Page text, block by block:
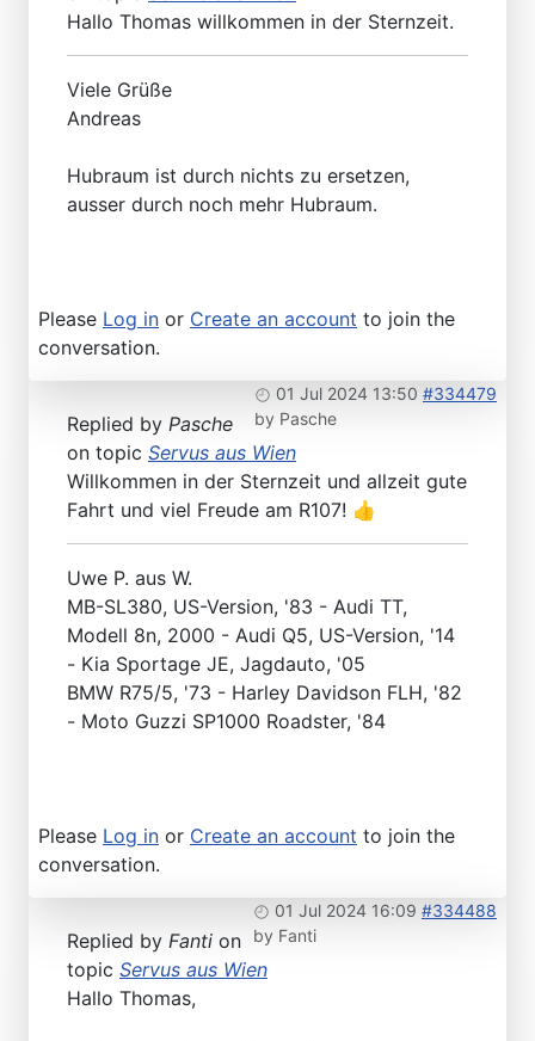
Hallo Thomas willkommen in der Sternzeit.
Viele Grüße
Andreas
Hubraum ist durch nichts zu ersetzen,
ausser durch noch mehr Hubraum.
Please Log in or Create an account to join the
conversation.
01 Jul 2024 13:50 #334479
by Pasche
Replied by Pasche
on topic Servus aus Wien
Willkommen in der Sternzeit und allzeit gute
Fahrt und viel Freude am R107! 👍
Uwe P. aus W.
MB-SL380, US-Version, '83 - Audi TT,
Modell 8n, 2000 - Audi Q5, US-Version, '14
- Kia Sportage JE, Jagdauto, '05
BMW R75/5, '73 - Harley Davidson FLH, '82
- Moto Guzzi SP1000 Roadster, '84
Please Log in or Create an account to join the
conversation.
01 Jul 2024 16:09 #334488
by Fanti
Replied by Fanti on
topic Servus aus Wien
Hallo Thomas,